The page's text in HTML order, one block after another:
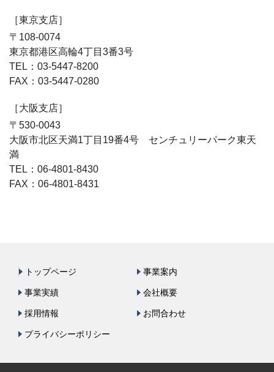
［東京支店］
〒108-0074
東京都港区高輪4丁目3番3号
TEL：03-5447-8200
FAX：03-5447-0280
［大阪支店］
〒530-0043
大阪市北区天満1丁目19番4号 センチュリーパーク東天
満
TEL：06-4801-8430
FAX：06-4801-8431
トップページ 事業案内
事業実績 会社概要
採用情報 お問合わせ
プライバシーポリシー